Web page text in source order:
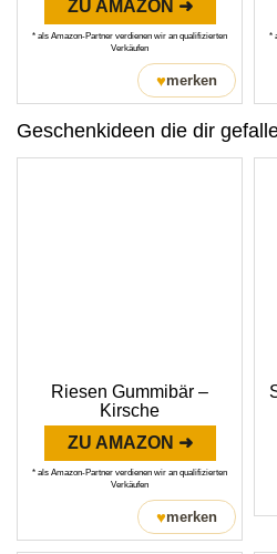
ZU AMAZON ➜
* als Amazon-Partner verdienen wir an qualifizierten
Verkäufen
♥merken
*
Geschenkideen die dir
Riesen Gummibär –
Kirsche
ZU AMAZON ➜
* als Amazon-Partner verdienen wir an qualifizierten
Verkäufen
♥merken